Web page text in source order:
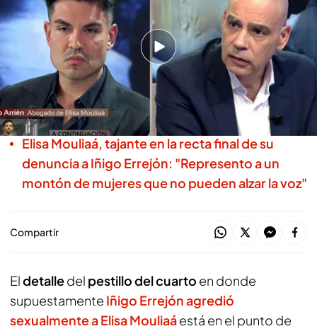
Miguel Salazar
Madrid, 29 OCT 2025 - 00:54h.
Elisa Mouliaá reconoció ante el juez que no
recordaba que Errejón cerrase el cuarto
donde sucedieron los hechos "con pestillo"
Elisa Mouliaá, tajante en la recta final de su
denuncia a Iñigo Errejón: "Represento a un
montón de mujeres que no pueden alzar la voz"
Compartir
Eldetalledel pestillo del cuarto en donde
supuestamente Iñigo Errejón agredió
sexualmente a Elisa Mouliaáestá en el punto de